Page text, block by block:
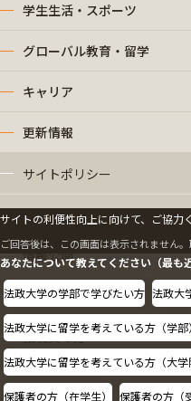
学生生活・スポーツ
グローバル教育・留学
キャリア
更新情報
サイトポリシー
プライバシーポリシー
情報公開
採用情報
教職員の方へ
サイトの利便性向上に向けて、ご協力
ご回答後は、この画面は表示されません
あなたについて教えてください（最も
法政大学の学部で学びたい方 法政大
法政大学に留学を考えている方（学部）
法政大学に留学を考えている方（大学
保護者の方（在学生） 保護者の方（